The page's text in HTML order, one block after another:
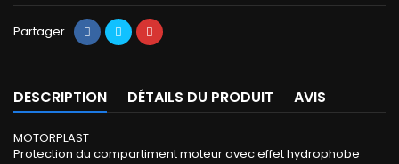
Partager
DESCRIPTION DÉTAILS DU PRODUIT AVIS
MOTORPLAST
Protection du compartiment moteur avec effet hydrophobe